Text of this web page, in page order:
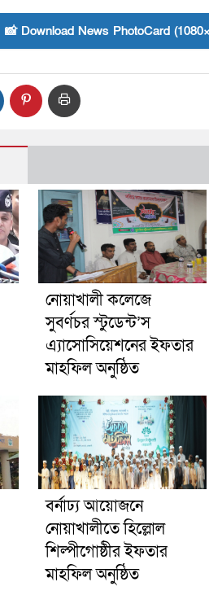
📸 Download News PhotoCard
নোয়াখালী কলেজে
সুবর্ণচর স্টুডেন্ট’স
এ্যাসোসিয়েশনের ইফতার
মাহফিল অনুষ্ঠিত
বর্নাঢ্য আয়োজনে
নোয়াখালীতে হিল্লোল
শিল্পীগোষ্ঠীর ইফতার
মাহফিল অনুষ্ঠিত